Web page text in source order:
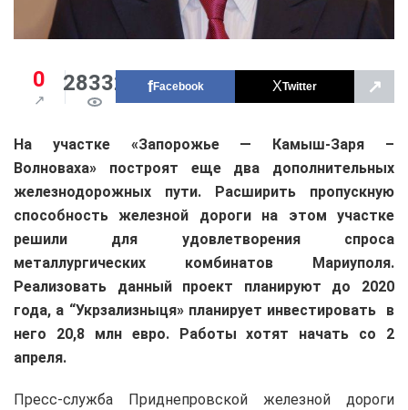
0 28332 Facebook Twitter ↗
На участке «Запорожье — Камыш-Заря –
Волноваха» построят еще два дополнительных
железнодорожных пути. Расширить пропускную
способность железной дороги на этом участке
решили для удовлетворения спроса
металлургических комбинатов Мариуполя.
Реализовать данный проект планируют до 2020
года, а “Укрзализныця» планирует инвестировать в
него 20,8 млн евро. Работы хотят начать со 2
апреля.
Пресс-служба Приднепровской железной дороги